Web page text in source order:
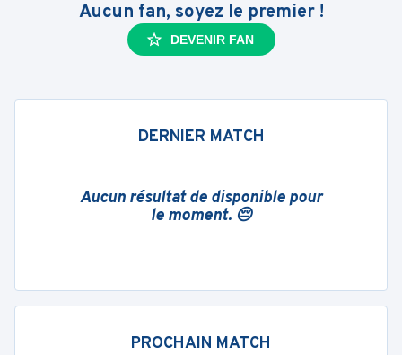
Aucun fan, soyez le premier !
DEVENIR FAN
DERNIER MATCH
Aucun résultat de disponible pour
le moment. 😔
PROCHAIN MATCH